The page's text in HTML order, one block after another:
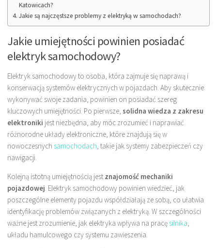
Katowicach?
Jakie są najczęstsze problemy z elektryką w samochodach?
Jakie umiejętności powinien posiadać
elektryk samochodowy?
Elektryk samochodowy to osoba, która zajmuje się naprawą i
konserwacją systemów elektrycznych w pojazdach. Aby skutecznie
wykonywać swoje zadania, powinien on posiadać szereg
kluczowych umiejętności. Po pierwsze, solidna wiedza z zakresu
elektroniki jest niezbędna, aby móc zrozumieć i naprawiać
różnorodne układy elektroniczne, które znajdują się w
nowoczesnych samochodach , takie jak systemy zabezpieczeń czy
nawigacji.
Kolejną istotną umiejętnością jest znajomość mechaniki
pojazdowej . Elektryk samochodowy powinien wiedzieć, jak
poszczególne elementy pojazdu współdziałają ze sobą, co ułatwia
identyfikację problemów związanych z elektryką. W szczególności
ważne jest zrozumienie, jak elektryka wpływa na pracę silnika
układu hamulcowego czy systemu zawieszenia.